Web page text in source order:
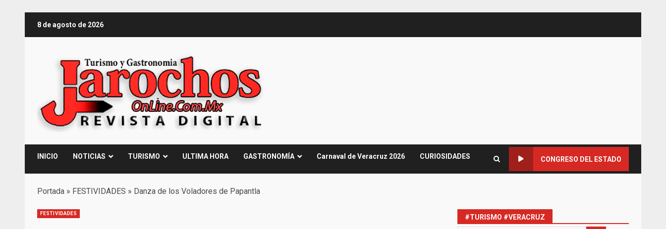
contenido
8 de agosto de 2026
INICIO NOTICIAS TURISMO ULTIMA HORA GASTRONOMÍA Carnaval de Veracruz 2026 CURIOSIDADES CONGRESO DEL ESTADO
Portada » FESTIVIDADES » Danza de los Voladores de Papantla
FESTIVIDADES #TURISMO #VERACRUZ